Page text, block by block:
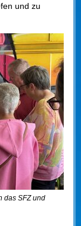
und zu
das SFZ und